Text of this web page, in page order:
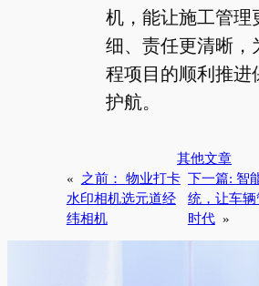
机，能让施工管理
细、责任更清晰，
程项目的顺利推进
护航。
其他文章
«
之前： 物业打卡
水印相机选元道经
纬相机
下一篇: 智
统，让车
时代 »